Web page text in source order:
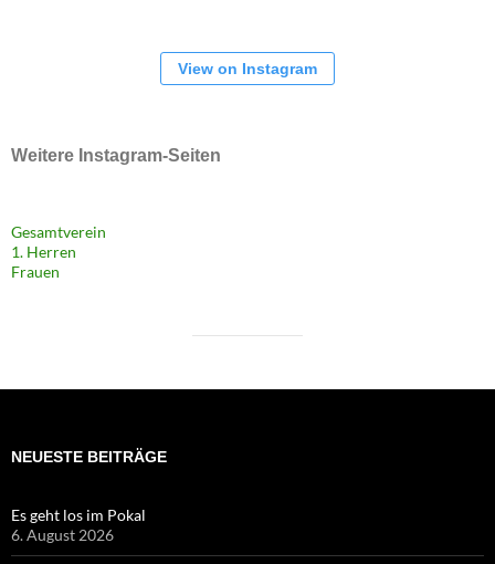
View on Instagram
Weitere Instagram-Seiten
Gesamtverein
1. Herren
Frauen
NEUESTE BEITRÄGE
Es geht los im Pokal
6. August 2026